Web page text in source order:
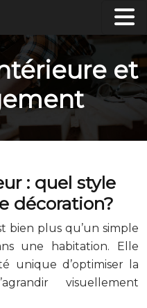
et
: quel style
décoration?
bien plus qu’un simple
une habitation. Elle
unique d’optimiser la
visuellement